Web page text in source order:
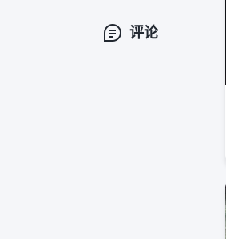
评论